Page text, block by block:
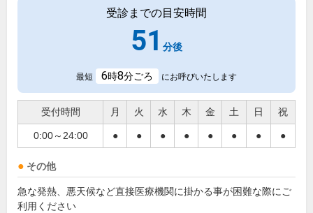
受診までの目安時間
51 分後
最短 6時8分ごろ にお呼びいたします
受付時間 月 火 水 木 金 土 日 祝
0:00～24:00 ● ● ● ● ● ● ● ●
その他
急な発熱、悪天候など直接医療機関に掛かる事が困難な際にご
利用ください